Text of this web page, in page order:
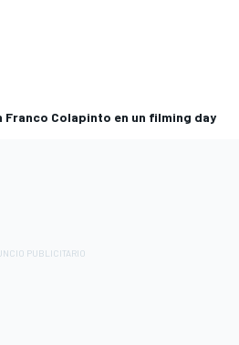
Franco Colapinto en un filming day